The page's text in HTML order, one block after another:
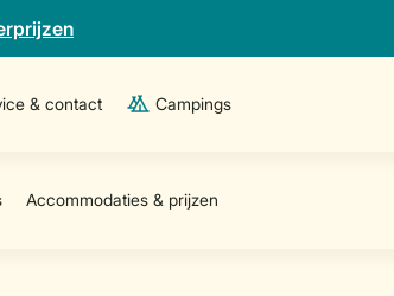
& contact Campings